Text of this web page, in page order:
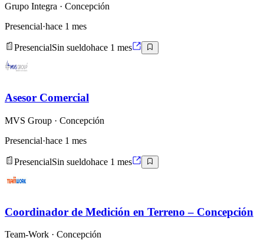
Grupo Integra · Concepción
Presencial·hace 1 mes
PresencialSin sueldohace 1 mes
Asesor Comercial
MVS Group · Concepción
Presencial·hace 1 mes
PresencialSin sueldohace 1 mes
Coordinador de Medición en Terreno – Concepción
Team-Work · Concepción